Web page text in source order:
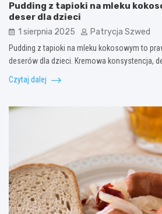
Pudding z tapioki na mleku
deser dla dzieci
1 sierpnia 2025 Patrycja Szwed
Pudding z tapioki na mleku kokosowym to
deserów dla dzieci. Kremowa konsystencja,
Czytaj dalej